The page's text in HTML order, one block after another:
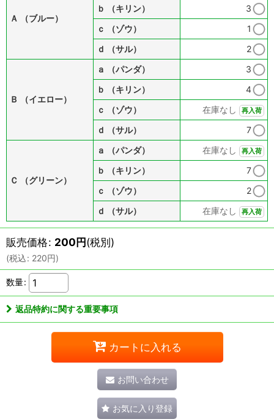
Ａ （ブルー）
ｂ （キリン）
3
ｃ （ゾウ）
1
ｄ （サル）
2
Ｂ （イエロー）
ａ （パンダ）
3
ｂ （キリン）
4
ｃ （ゾウ）
在庫なし 再入荷
ｄ （サル） 7
Ｃ （グリーン）
ａ （パンダ） 在庫なし 再入荷
ｂ （キリン）
7
ｃ （ゾウ）
2
ｄ （サル）
在庫なし 再入荷
販売価格: 200円(税別)
(税込: 220円)
数量:
返品特約に関する重要事項
カートに入れる
お問い合わせ
お気に入り登録